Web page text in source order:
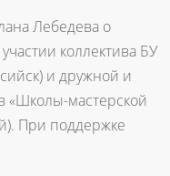
Лебедева о
коллектива БУ
и дружной и
«Школы-мастерской
При поддержке